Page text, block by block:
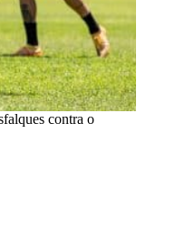
contra o